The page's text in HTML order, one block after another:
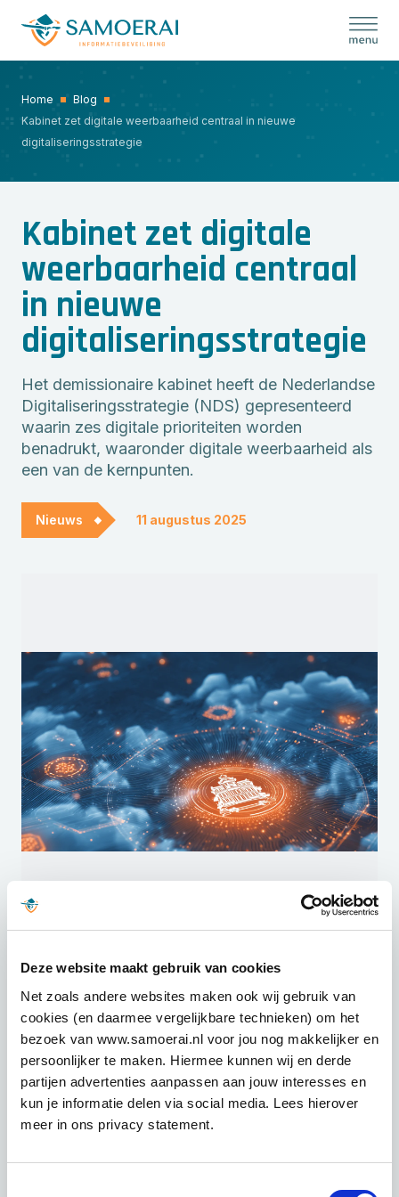
Deze website maakt gebruik van cookies
Net zoals andere websites maken ook wij gebruik van
cookies (en daarmee vergelijkbare technieken) om het
bezoek van www.samoerai.nl voor jou nog makkelijker en
persoonlijker te maken. Hiermee kunnen wij en derde
partijen advertenties aanpassen aan jouw interesses en
kun je informatie delen via social media. Lees hierover
meer in ons privacy statement.
Home
Blog
Kabinet zet digitale weerbaarheid centraal in nieuwe
digitaliseringsstrategie
Kabinet zet digitale
weerbaarheid centraal
in nieuwe
digitaliseringsstrategie
Het demissionaire kabinet heeft de Nederlandse
Digitaliseringsstrategie (NDS) gepresenteerd
waarin zes digitale prioriteiten worden
benadrukt, waaronder digitale weerbaarheid als
een van de kernpunten.
Nieuws 11 augustus 2025
De strategie beschouwt digitalisering als essentieel
voor het aanpakken van maatschappelijke
uitdagingen. De NDS focust op praktische
interventies zoals het verplichten van collectieve
oplossingen en het werken als één geïntegreerde
overheid. Voor organisaties die met de BIO (Baseline
Informatiebeveiliging Overheid) of ISO27001
werken, biedt deze strategie belangrijke
informatiebeveiligingsbeleid. De strategie streeft naar
een soevereine overheidsbrede clouddienst, een